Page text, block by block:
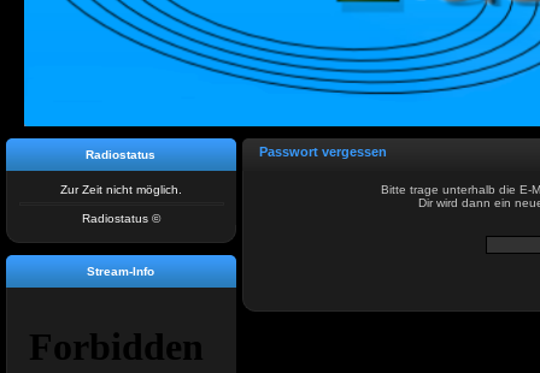
Radiostatus
Zur Zeit nicht möglich.
Radiostatus ©
Stream-Info
Passwort vergessen
Bitte trage unterhalb die E-
Dir wird dann ein